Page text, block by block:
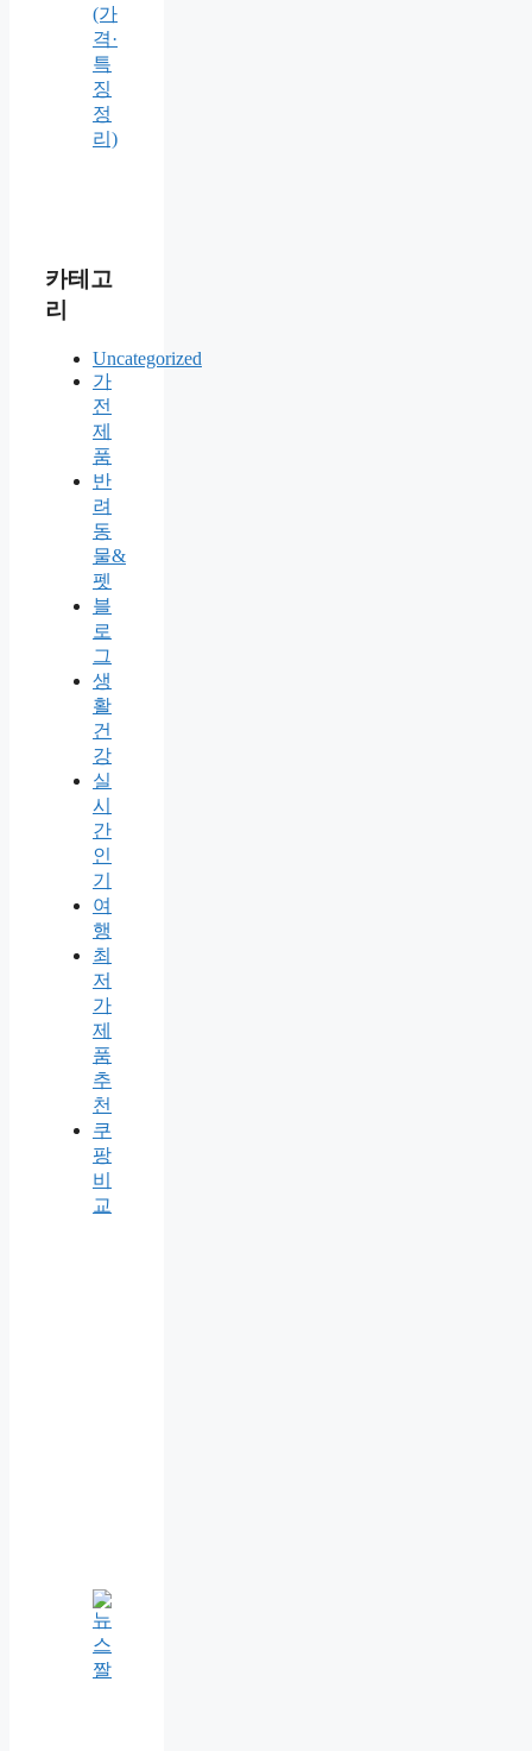
(가
격·
특
징
정
리)
카테고
리
Uncategorized
가
전
제
품
반
려
동
물&
펫
블
로
그
생
활
건
강
실
시
간
인
기
여
행
최
저
가
제
품
추
천
쿠
팡
비
교